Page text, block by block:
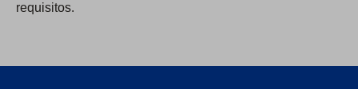
requisitos.